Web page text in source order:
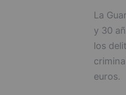
La
y 30
los
euros.